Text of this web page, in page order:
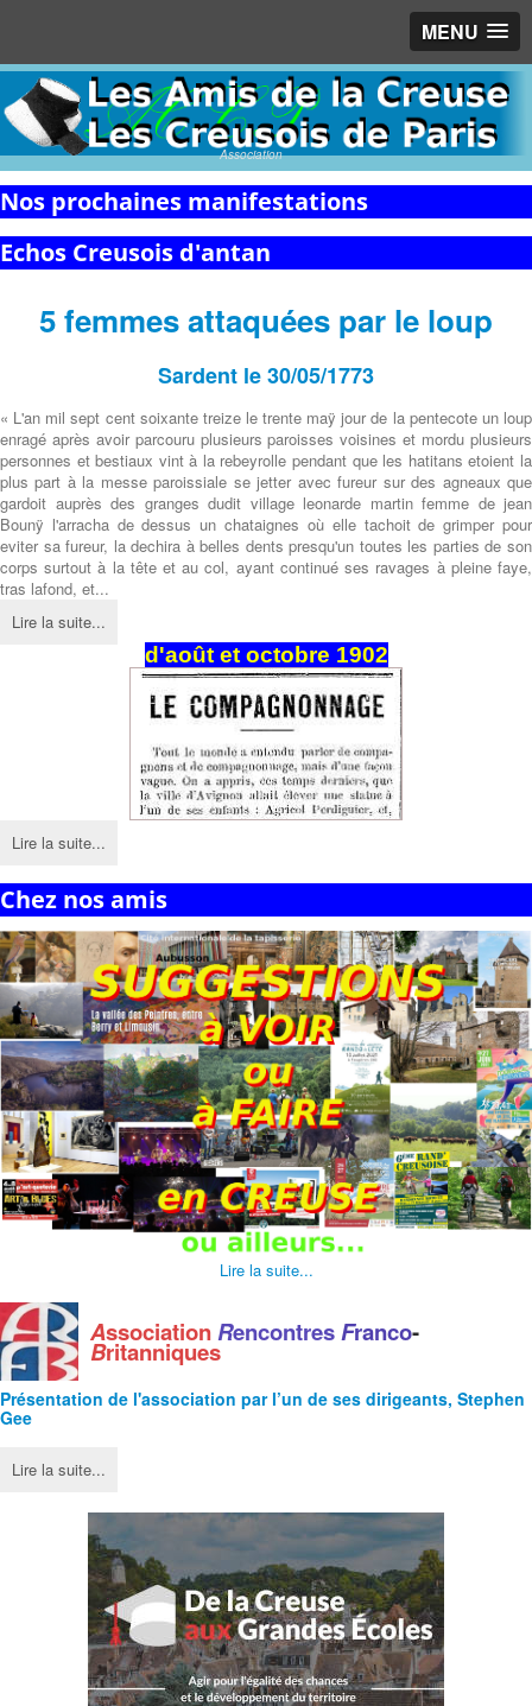
MENU
Association
Nos prochaines manifestations
Echos Creusois d'antan
5 femmes attaquées par le loup
Sardent le 30/05/1773
« L'an mil sept cent soixante treize le trente maÿ jour de la pentecote un loup
enragé après avoir parcouru plusieurs paroisses voisines et mordu plusieurs
personnes et bestiaux vint à la rebeyrolle pendant que les hatitans etoient la
plus part à la messe paroissiale se jetter avec fureur sur des agneaux que
gardoit auprès des granges dudit village leonarde martin femme de jean
Bounÿ l'arracha de dessus un chataignes où elle tachoit de grimper pour
eviter sa fureur, la dechira à belles dents presqu'un toutes les parties de son
corps surtout à la tête et au col, ayant continué ses ravages à pleine faye,
tras lafond, et...
Lire la suite...
d'août et octobre 1902
Lire la suite...
Chez nos amis
Lire la suite...
AssociationRencontresFranco-
Britanniques
Présentation de l'association par l’un de ses dirigeants, Stephen
Gee
Lire la suite...